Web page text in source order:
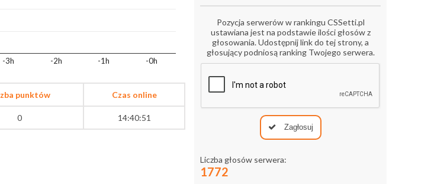
-3h -2h -1h -0h
punktów Czas online
0 14:40:51
Pozycja serwerów w rankingu CSSetti.pl
ustawiana jest na podstawie ilości głosów z
głosowania. Udostępnij link do tej strony, a
głosujący podniosą ranking Twojego serwera.
Zagłosuj
Liczba głosów serwera:
1772